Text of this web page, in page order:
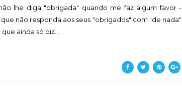
lhe diga "obrigada" quando me faz algum favor -
não responda aos seus "obrigados" com "de nada"
ainda só diz...